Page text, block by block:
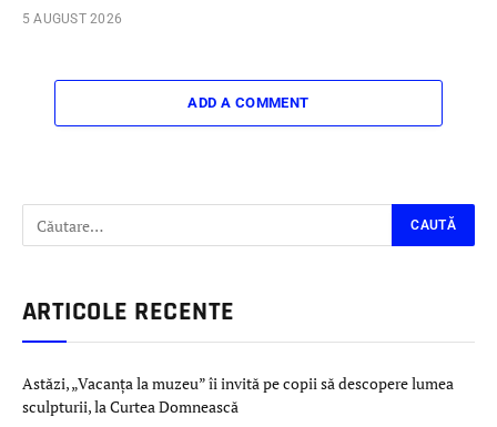
5 AUGUST 2026
ADD A COMMENT
ARTICOLE RECENTE
Astăzi, „Vacanța la muzeu” îi invită pe copii să descopere lumea
sculpturii, la Curtea Domnească